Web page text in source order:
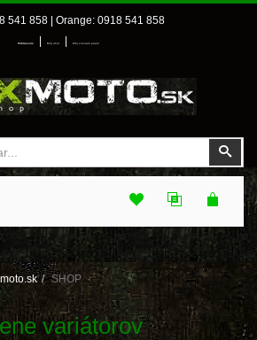
541 858 | Orange: 0918 541 858
Prihlásenie Môj účet Môj zoznam prianí
MENU
SHOP
variátorov